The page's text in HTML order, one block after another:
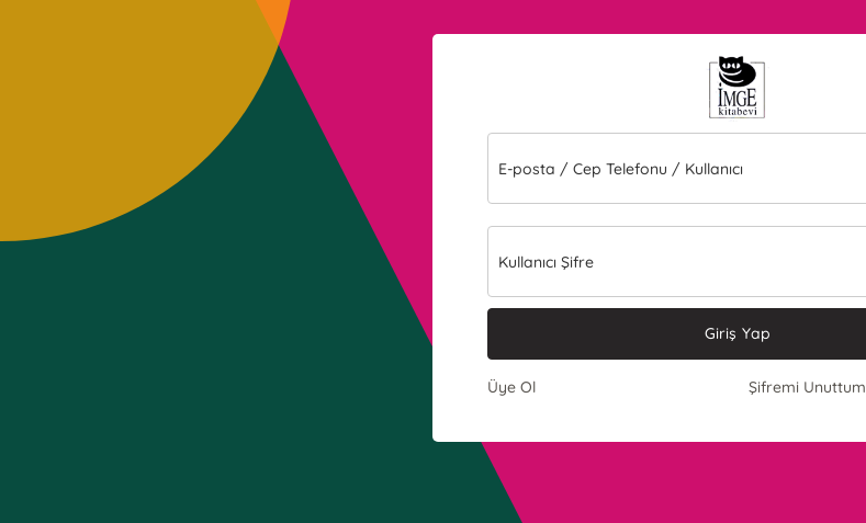
E-posta / Cep Telefonu / Kullanıcı
Kullanıcı Şifre
Giriş Yap
Üye Ol Şifremi Unuttum